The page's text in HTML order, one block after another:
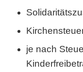
je nach